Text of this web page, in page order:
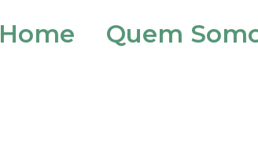
Home Quem